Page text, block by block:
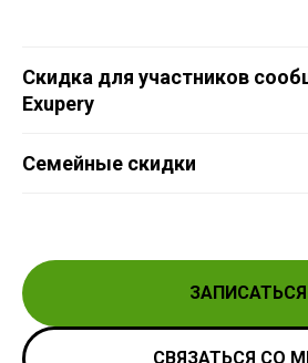
Скидка для участников
Exupery
Семейные скидки
ЗАПИСАТЬСЯ
СВЯЗАТЬСЯ СО